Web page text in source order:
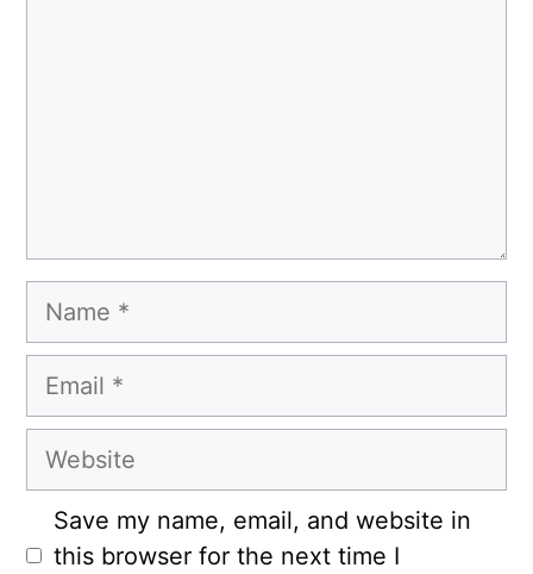
Name
Email
Website
Save my name, email, and website in
this browser for the next time I